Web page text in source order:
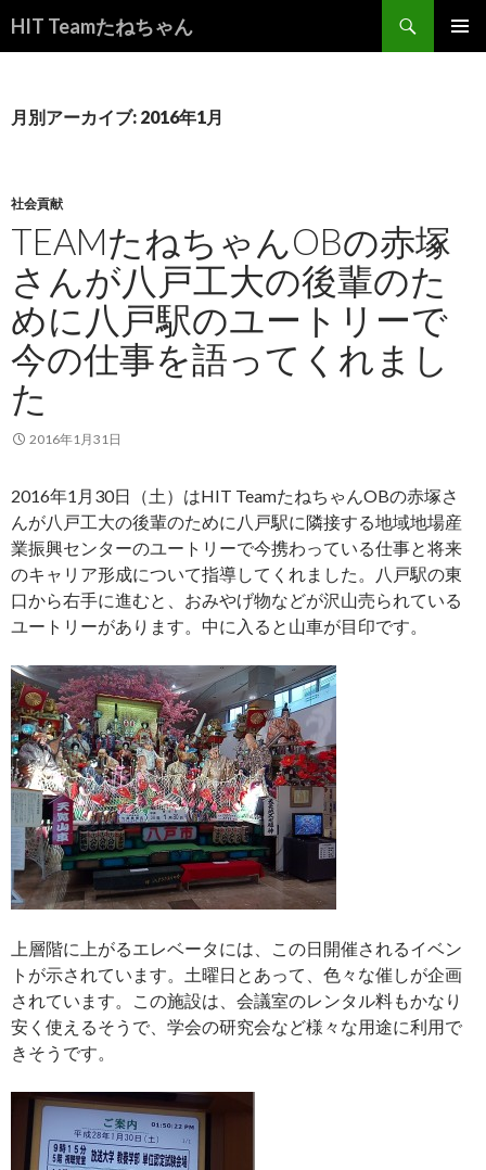
HIT Teamたねちゃん
索
ン
キ
ッ
月別アーカイブ: 2016年1月
社会貢献
TEAMたねちゃんOBの赤塚
さんが八戸工大の後輩のた
めに八戸駅のユートリーで
今の仕事を語ってくれまし
た
2016年1月31日
2016年1月30日（土）はHIT TeamたねちゃんOBの赤塚さ
んが八戸工大の後輩のために八戸駅に隣接する地域地場産
業振興センターのユートリーで今携わっている仕事と将来
のキャリア形成について指導してくれました。八戸駅の東
口から右手に進むと、おみやげ物などが沢山売られている
ユートリーがあります。中に入ると山車が目印です。
上層階に上がるエレベータには、この日開催されるイベン
トが示されています。土曜日とあって、色々な催しが企画
されています。この施設は、会議室のレンタル料もかなり
安く使えるそうで、学会の研究会など様々な用途に利用で
きそうです。